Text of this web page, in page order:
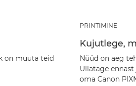
on muuta teid
PRINTIMINE
Kujutlege,
Nüüd on aeg
Üllatage
oma Canon